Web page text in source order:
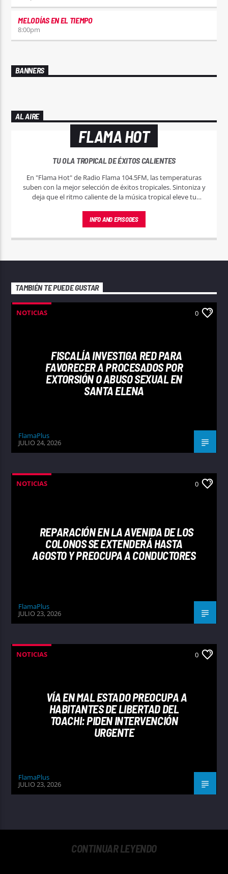
MELODÍAS EN EL TIEMPO
8:00pm
BANNERS
AL AIRE
FLAMA HOT
TU OLA TROPICAL DE ÉXITOS CALIENTES
En "Flama Hot" de Radio Flama 104.5FM, las temperaturas
suben con la mejor selección de éxitos tropicales. Sintoniza y
deja que el ritmo caliente de la música tropical eleve tu
INFO AND EPISODES
TAMBIÉN TE PUEDE GUSTAR
NOTICIAS 0
FISCALÍA INVESTIGA RED PARA
FAVORECER A PROCESADOS POR
EXTORSIÓN O ABUSO SEXUAL EN
SANTA ELENA
FlamaPlus
JULIO 24, 2026
NOTICIAS 0
REPARACIÓN EN LA AVENIDA DE LOS
COLONOS SE EXTENDERÁ HASTA
AGOSTO Y PREOCUPA A CONDUCTORES
FlamaPlus
JULIO 23, 2026
NOTICIAS 0
VÍA EN MAL ESTADO PREOCUPA A
HABITANTES DE LIBERTAD DEL
TOACHI: PIDEN INTERVENCIÓN
URGENTE
FlamaPlus
JULIO 23, 2026
CONTINUAR LEYENDO